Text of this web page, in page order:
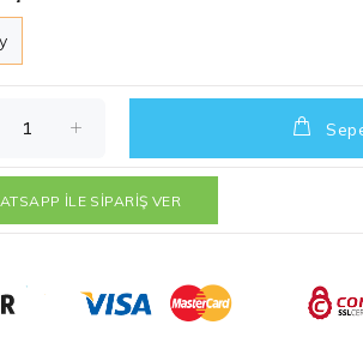
İLE SİPARİŞ VER